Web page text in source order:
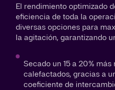
El rendimiento optimizado
eficiencia de toda la
diversas opciones para
la agitación, garantizando
Secado un 15 a 20 %
calefactados, gracias a
coeficiente de